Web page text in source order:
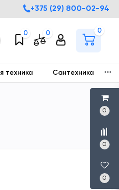
0
0
0
+375 (29) 800-02-94
0 0 0
техника Сантехника